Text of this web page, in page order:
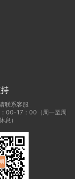
联系客服
00-17：00（周一至周
息）